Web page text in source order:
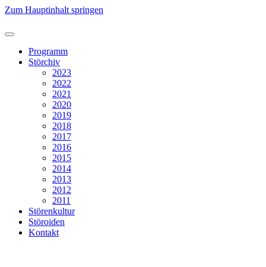
Zum Hauptinhalt springen
Programm
Störchiv
2023
2022
2021
2020
2019
2018
2017
2016
2015
2014
2013
2012
2011
Störenkultur
Störoiden
Kontakt